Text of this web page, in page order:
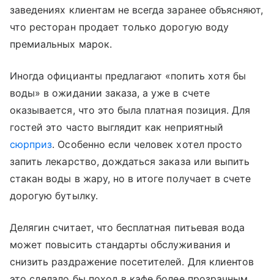
заведениях клиентам не всегда заранее объясняют,
что ресторан продает только дорогую воду
премиальных марок.
Иногда официанты предлагают «попить хотя бы
воды» в ожидании заказа, а уже в счете
оказывается, что это была платная позиция. Для
гостей это часто выглядит как неприятный
сюрприз. Особенно если человек хотел просто
запить лекарство, дождаться заказа или выпить
стакан воды в жару, но в итоге получает в счете
дорогую бутылку.
Делягин считает, что бесплатная питьевая вода
может повысить стандарты обслуживания и
снизить раздражение посетителей. Для клиентов